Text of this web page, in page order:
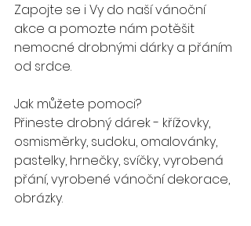
Zapojte se i Vy do naší vánoční
akce a pomozte nám potěšit
nemocné drobnými dárky a přáním
od srdce.
Jak můžete pomoci?
Přineste drobný dárek - křížovky,
osmisměrky, sudoku, omalovánky,
pastelky, hrnečky, svíčky, vyrobená
přání, vyrobené vánoční dekorace,
obrázky.